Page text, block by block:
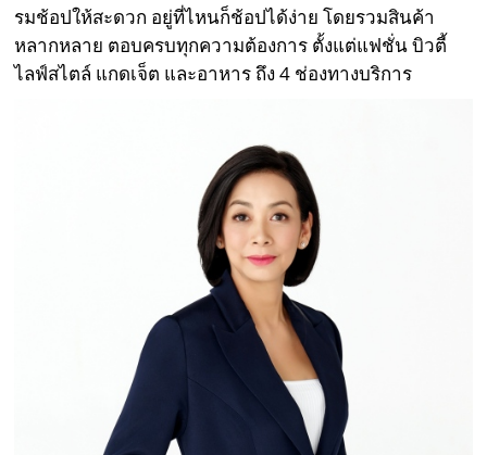
รมช้อปให้สะดวก อยู่ที่ไหนก็ช้อปได้ง่าย โดยรวมสินค้า
หลากหลาย ตอบครบทุกความต้องการ ตั้งแต่แฟชั่น บิวตี้
ไลฟ์สไตล์ แกดเจ็ต และอาหาร ถึง 4 ช่องทางบริการ